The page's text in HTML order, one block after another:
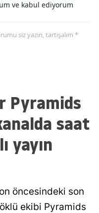
ve kabul ediyorum
siz yazın, tartışalım *
Pyramids
saat
yayın
öncesindeki son
ekibi Pyramids